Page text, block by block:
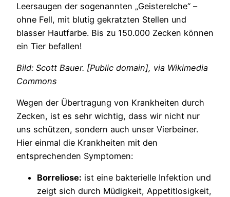
Leersaugen der sogenannten „Geisterelche“ –
ohne Fell, mit blutig gekratzten Stellen und
blasser Hautfarbe. Bis zu 150.000 Zecken können
ein Tier befallen!
Bild: Scott Bauer. [Public domain], via Wikimedia
Commons
Wegen der Übertragung von Krankheiten durch
Zecken, ist es sehr wichtig, dass wir nicht nur
uns schützen, sondern auch unser Vierbeiner.
Hier einmal die Krankheiten mit den
entsprechenden Symptomen:
Borreliose: ist eine bakterielle Infektion und
zeigt sich durch Müdigkeit, Appetitlosigkeit,